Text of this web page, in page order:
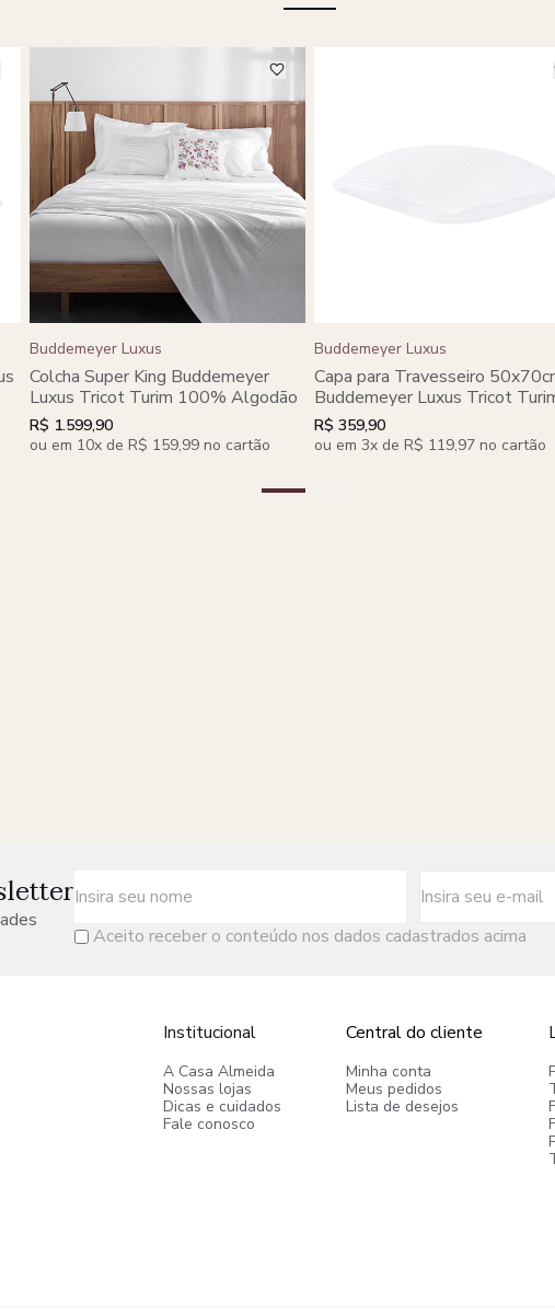
Buddemeyer Luxus
Colcha Super King Buddemeyer
Luxus Tricot Turim 100% Algodão
R$ 1.599,90
ou em 10x de R$ 159,99 no cartão
Buddemeyer Luxus
Capa para Travesseiro
Buddemeyer Luxus Tricot
100% Algodão
R$ 359,90
ou em 3x de R$ 119,97 no cartão
Aceito receber o conteúdo nos dados cadastrados acima
Institucional
A Casa Almeida
Nossas lojas
Dicas e cuidados
Fale conosco
Central do cliente
Minha conta
Meus pedidos
Lista de desejos